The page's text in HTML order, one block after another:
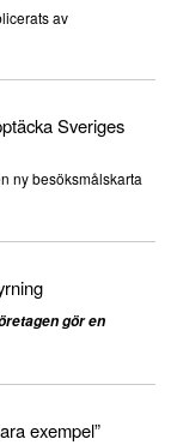
av
Sveriges
ny besöksmålskarta
gör en
exempel”